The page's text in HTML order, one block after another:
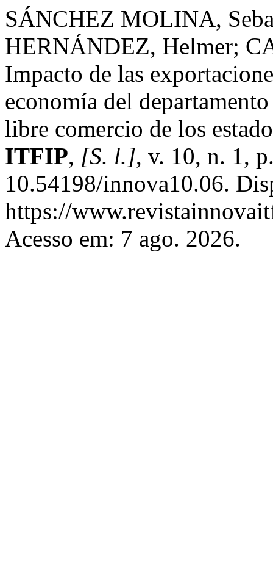
SÁNCHEZ MOLINA,
HERNÁNDEZ, Helmer;
Impacto de las
economía del
libre comercio de los
ITFIP, [S. l.], v. 10, n. 1,
10.54198/innova10.06.
https://
Acesso em: 7 ago. 2026.